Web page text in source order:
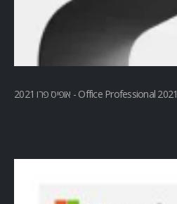
Office Professional 2021 - אופיס פרו 2021